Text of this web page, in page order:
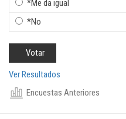
*Me da igual
*No
Ver Resultados
Encuestas Anteriores